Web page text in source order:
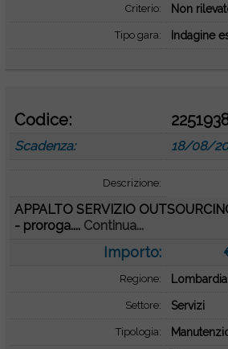
Criterio: Non
Tipo gara: Indagine
Codice:
Scadenza: 18/08/
Descrizione:
APPALTO SERVIZIO
- proroga.... Continua...
Importo:
Regione: Lombardia
Settore: Servizi
Tipologia: